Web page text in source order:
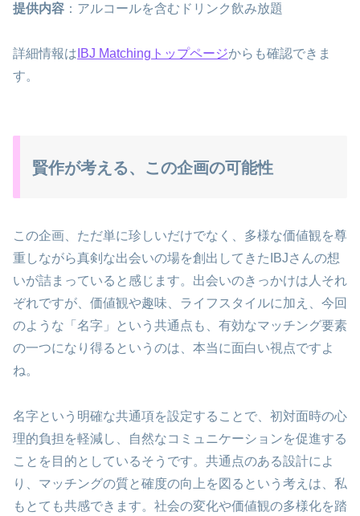
提供内容 ：アルコールを含むドリンク飲み放題
詳細情報は IBJ Matchingトップページからも確認できま
す。
賢作が考える、この企画の可能性
この企画、ただ単に珍しいだけでなく、多様な価値観を尊
重しながら真剣な出会いの場を創出してきたIBJさんの想
いが詰まっていると感じます。出会いのきっかけは人それ
ぞれですが、価値観や趣味、ライフスタイルに加え、今回
のような「名字」という共通点も、有効なマッチング要素
の一つになり得るというのは、本当に面白い視点ですよ
ね。
名字という明確な共通項を設定することで、初対面時の心
理的負担を軽減し、自然なコミュニケーションを促進する
ことを目的としているそうです。共通点のある設計によ
り、マッチングの質と確度の向上を図るという考えは、私
もとても共感できます。社会の変化や価値観の多様化を踏